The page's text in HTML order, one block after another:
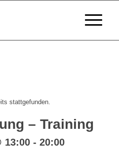
stattgefunden.
– Training
13:00- 20:00